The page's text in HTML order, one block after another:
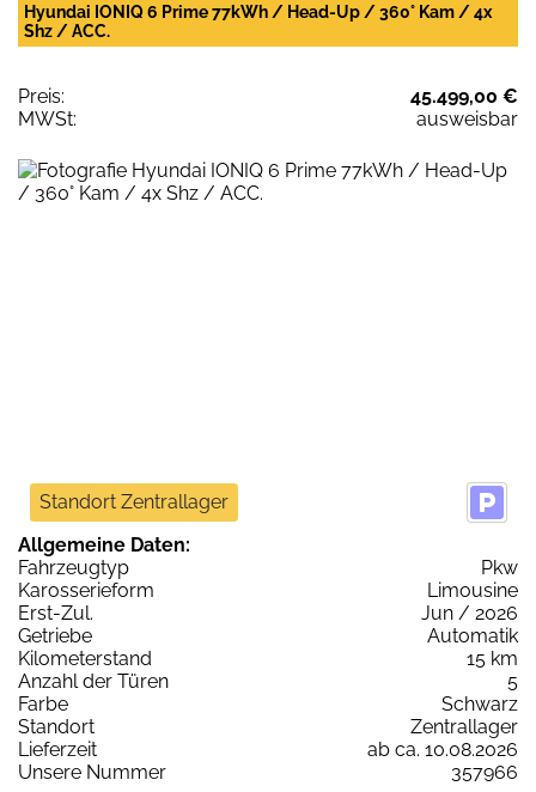
Hyundai IONIQ 6 Prime 77kWh / Head-Up / 360° Kam / 4x
Shz / ACC.
Preis:
45.499,00 €
MWSt:
ausweisbar
Standort Zentrallager
Allgemeine Daten:
Fahrzeugtyp
Pkw
Karosserieform
Limousine
Erst-Zul.
Jun / 2026
Getriebe
Automatik
Kilometerstand
15 km
Anzahl der Türen
5
Farbe
Schwarz
Standort
Zentrallager
Lieferzeit
ab ca. 10.08.2026
Unsere Nummer
357966